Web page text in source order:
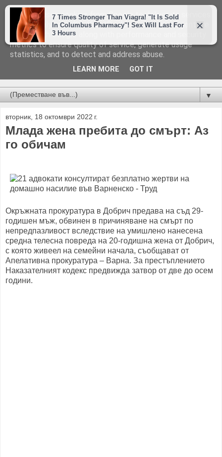
Новини от Бургас, страната и света!
▼
вторник, 18 октомври 2022 г.
Млада жена пребита до смърт: Аз
го обичам
Окръжната прокуратура в Добрич предава на съд 29-
годишен мъж, обвинен в причиняване на смърт по
непредпазливост вследствие на умишлено нанесена
средна телесна повреда на 20-годишна жена от Добрич,
с която живеел на семейни начала, съобщават от
Апелативна прокуратура – Варна. За престъплението
Наказателният кодекс предвижда затвор от две до осем
години.
This site uses cookies from Google to deliver its services
and to analyze traffic. Your IP address and user-agent are
shared with Google along with performance and security
metrics to ensure quality of service, generate usage
statistics, and to detect and address abuse.
LEARN MORE GOT IT